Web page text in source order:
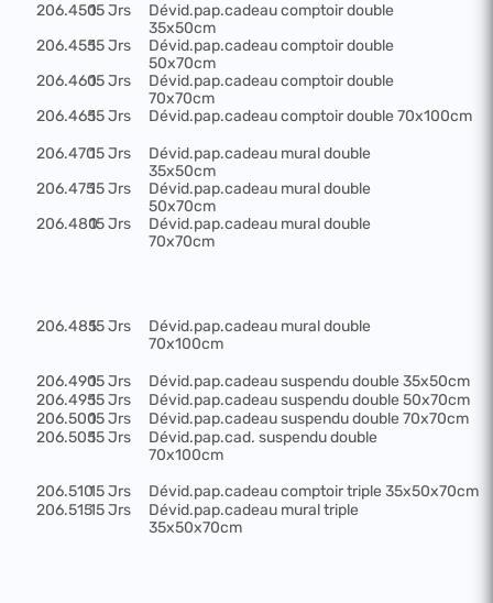
206.45015 Jrs
Dévid.pap.cadeau comptoir double
35x50cm
206.45515 Jrs
Dévid.pap.cadeau comptoir double
50x70cm
206.46015 Jrs
Dévid.pap.cadeau comptoir double
70x70cm
206.46515 Jrs
Dévid.pap.cadeau comptoir double 70x100cm
206.47015 Jrs
Dévid.pap.cadeau mural double
35x50cm
206.47515 Jrs
Dévid.pap.cadeau mural double
50x70cm
206.48015 Jrs
Dévid.pap.cadeau mural double
70x70cm
206.48515 Jrs
Dévid.pap.cadeau mural double
70x100cm
206.49015 Jrs
Dévid.pap.cadeau suspendu double 35x50cm
206.49515 Jrs
Dévid.pap.cadeau suspendu double 50x70cm
206.50015 Jrs
Dévid.pap.cadeau suspendu double 70x70cm
206.50515 Jrs
Dévid.pap.cad. suspendu double
70x100cm
206.51015 Jrs
Dévid.pap.cadeau comptoir triple 35x50x70cm
206.51515 Jrs
Dévid.pap.cadeau mural triple
35x50x70cm